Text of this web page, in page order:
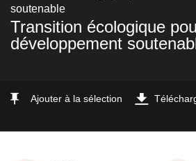
soutenable
Transition écologique
développement
Ajouter à la sélection